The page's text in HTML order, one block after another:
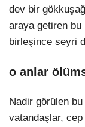
dev bir
araya getiren
birleşince seyri
o anlar
Nadir görülen
vatandaşlar, cep